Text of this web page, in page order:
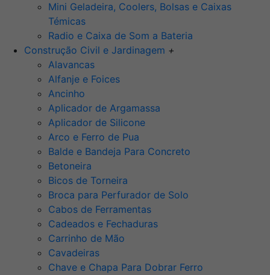
Mini Geladeira, Coolers, Bolsas e Caixas
Témicas
Radio e Caixa de Som a Bateria
Construção Civil e Jardinagem +
Alavancas
Alfanje e Foices
Ancinho
Aplicador de Argamassa
Aplicador de Silicone
Arco e Ferro de Pua
Balde e Bandeja Para Concreto
Betoneira
Bicos de Torneira
Broca para Perfurador de Solo
Cabos de Ferramentas
Cadeados e Fechaduras
Carrinho de Mão
Cavadeiras
Chave e Chapa Para Dobrar Ferro